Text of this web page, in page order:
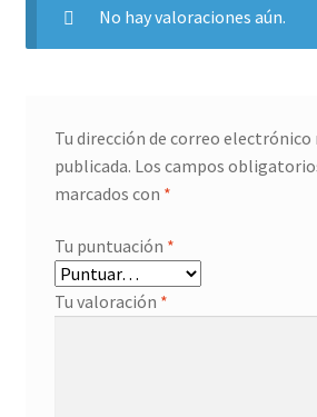
No hay valoraciones aún.
Tu dirección de correo electrónico
publicada. Los campos
marcados con *
Tu puntuación *
Tu valoración *